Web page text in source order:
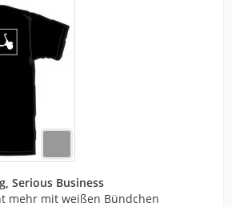
Serious Business
mehr mit weißen Bündchen